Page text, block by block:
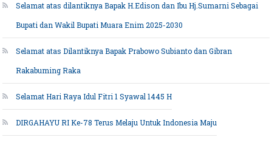
Selamat atas dilantiknya Bapak H.Edison dan Ibu Hj.Sumarni Sebagai
Bupati dan Wakil Bupati Muara Enim 2025-2030
Selamat atas Dilantiknya Bapak Prabowo Subianto dan Gibran
Rakabuming Raka
Selamat Hari Raya Idul Fitri 1 Syawal 1445 H
DIRGAHAYU RI Ke-78 Terus Melaju Untuk Indonesia Maju